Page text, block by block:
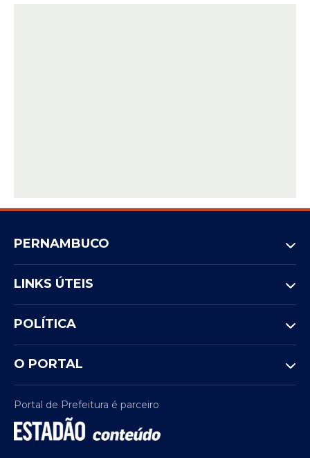
PERNAMBUCO
LINKS ÚTEIS
POLÍTICA
O PORTAL
Portal de Prefeitura é parceiro